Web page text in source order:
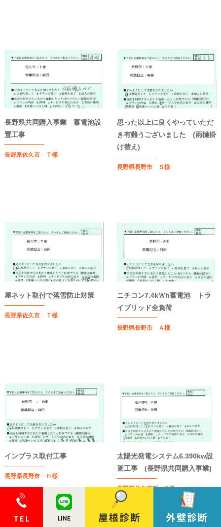
長野県共同購入事業 蓄電池設
置工事
長野県佐久市 Ｔ様
思った以上に良くやっていただ
き有難うございました (雨樋掛
け替え)
長野県長野市 Ｓ様
屋ネット取付で落雪防止対策
長野県佐久市 Ｔ様
ニチコン7.4kＷh蓄電池 トラ
イブリッド全負荷
長野県長野市 Ａ様
インプラス取付工事
長野県長野市 Ｈ様
太陽光発電システム6.390kw設
置工事 (長野県共同購入事業)
長野県佐久穂町 K様